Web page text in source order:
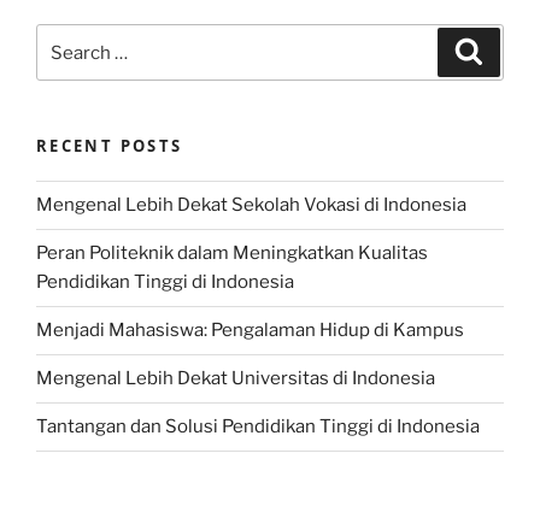
for:
RECENT POSTS
Mengenal Lebih Dekat Sekolah Vokasi di Indonesia
Peran Politeknik dalam Meningkatkan Kualitas
Pendidikan Tinggi di Indonesia
Menjadi Mahasiswa: Pengalaman Hidup di Kampus
Mengenal Lebih Dekat Universitas di Indonesia
Tantangan dan Solusi Pendidikan Tinggi di Indonesia